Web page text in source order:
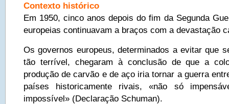
Contexto histórico
Em 1950, cinco anos depois do fim da Segunda
europeias continuavam a braços com a devastação
Os governos europeus, determinados a evitar que
tão terrível, chegaram à conclusão de que a
produção de carvão e de aço iria tornar a guerra
países historicamente rivais, «não só
impossível» (Declaração Schuman).